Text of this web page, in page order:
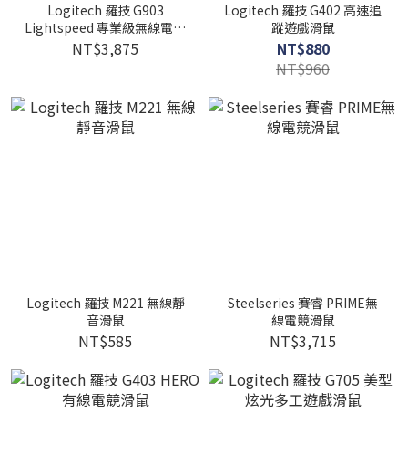
Logitech 羅技 G903
Lightspeed 專業級無線電競
滑鼠
NT$3,875
Logitech 羅技 G402 高速追
蹤遊戲滑鼠
NT$880
NT$960
Logitech 羅技 M221 無線靜
音滑鼠
NT$585
Steelseries 賽睿 PRIME無
線電競滑鼠
NT$3,715